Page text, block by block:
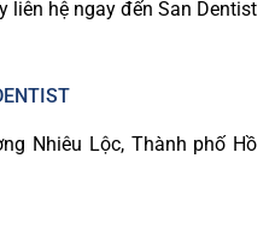
liên hệ ngay đến San Dentist
Nhiêu Lộc, Thành phố Hồ